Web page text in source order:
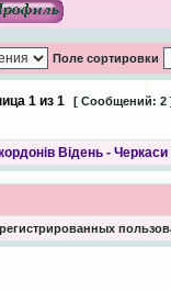
Поле сортировки
1из 1 [ Сообщений: 2
Відень - Черкаси